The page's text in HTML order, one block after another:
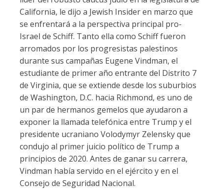
California, le dijo a Jewish Insider en marzo que
se enfrentará a la perspectiva principal pro-
Israel de Schiff. Tanto ella como Schiff fueron
arromados por los progresistas palestinos
durante sus campañas Eugene Vindman, el
estudiante de primer año entrante del Distrito 7
de Virginia, que se extiende desde los suburbios
de Washington, D.C. hacia Richmond, es uno de
un par de hermanos gemelos que ayudaron a
exponer la llamada telefónica entre Trump y el
presidente ucraniano Volodymyr Zelensky que
condujo al primer juicio político de Trump a
principios de 2020. Antes de ganar su carrera,
Vindman había servido en el ejército y en el
Consejo de Seguridad Nacional.